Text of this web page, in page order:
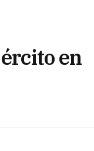
en